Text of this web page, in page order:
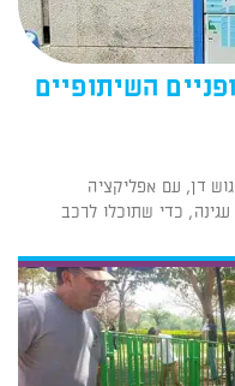
השיתופיים
דן, עם אפליקציה
הפארק קיימות 4 עמדות עגינה, כדי שתוכלו לרכב